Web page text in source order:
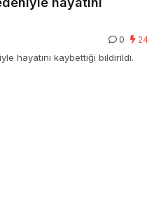
0 24
hayatını kaybettiği bildirildi.